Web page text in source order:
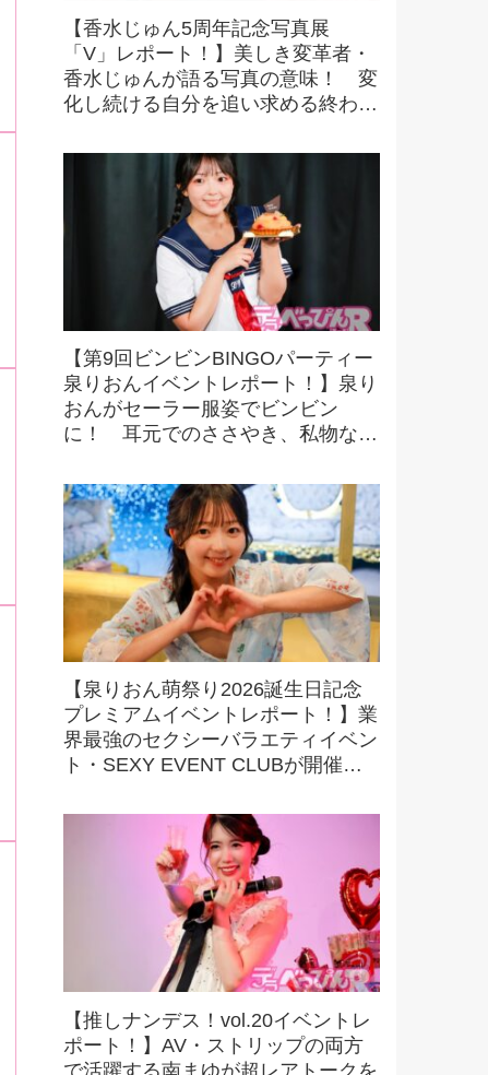
【香水じゅん5周年記念写真展
「V」レポート！】美しき変革者・
香水じゅんが語る写真の意味！ 変
化し続ける自分を追い求める終わり
【第9回ビンビンBINGOパーティー
泉りおんイベントレポート！】泉り
おんがセーラー服姿でビンビン
に！ 耳元でのささやき、私物など
大興奮！
【泉りおん萌祭り2026誕生日記念
プレミアムイベントレポート！】業
界最強のセクシーバラエティイベン
ト・SEXY EVENT CLUBが開催す
の内容に大興奮！
【推しナンデス！vol.20イベントレ
ポート！】AV・ストリップの両方
で活躍する南まゆが超レアトークを